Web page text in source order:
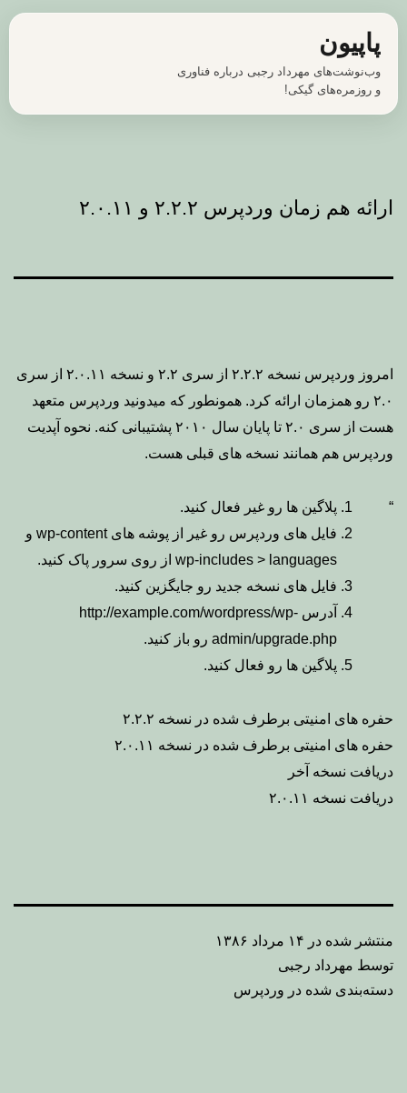
پرش
محتوا
پاپیون
وب‌نوشت‌های مهرداد رجبی درباره فناوری
و روزمره‌های گیکی!
ارائه هم زمان وردپرس ۲.۲.۲ و ۲.۰.۱۱
امروز وردپرس نسخه ۲.۲.۲ از سری ۲.۲ و نسخه ۲.۰.۱۱ از سری
۲.۰ رو همزمان ارائه کرد. همونطور که میدونید وردپرس متعهد
هست از سری ۲.۰ تا پایان سال ۲۰۱۰ پشتیبانی کنه. نحوه آپدیت
وردپرس هم همانند نسخه های قبلی هست.
پلاگین ها رو غیر فعال کنید.
فایل های وردپرس رو غیر از پوشه های wp-content و
wp-includes > languages از روی سرور پاک کنید.
فایل های نسخه جدید رو جایگزین کنید.
آدرس http://example.com/wordpress/wp-
admin/upgrade.php رو باز کنید.
پلاگین ها رو فعال کنید.
حفره های امنیتی برطرف شده در نسخه ۲.۲.۲
حفره های امنیتی برطرف شده در نسخه ۲.۰.۱۱
دریافت نسخه آخر
دریافت نسخه ۲.۰.۱۱
منتشر شده در ۱۴ مرداد ۱۳۸۶
توسط مهرداد رجبی
دسته‌بندی شده در وردپرس